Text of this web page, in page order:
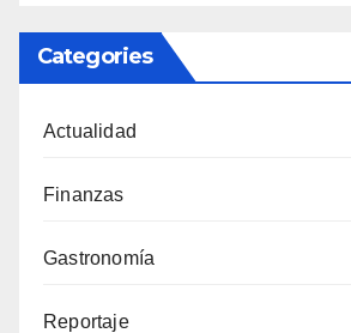
Categories
Actualidad
Finanzas
Gastronomía
Reportaje